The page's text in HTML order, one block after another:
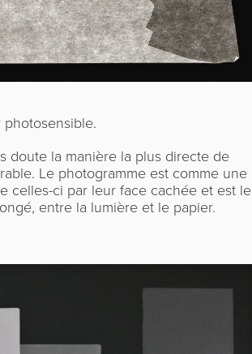
doute la manière la plus directe de
Le photogramme est comme une
celles-ci par leur face cachée et est le
entre la lumière et le papier.